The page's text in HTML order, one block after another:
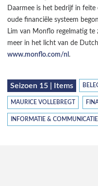
Daarmee is het bedrijf in
oude financiële systeem
Lim van Monflo regelmatig te
meer in het licht van de
www.monflo.com/nl .
Seizoen 15 | Items
MAURICE VOLLEBREGT
INFORMATIE & COMMUNICATIE